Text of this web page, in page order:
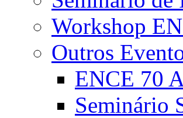
Workshop
Outros
ENCE 70
Seminário